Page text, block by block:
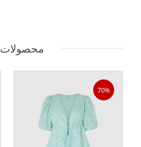
محصولات
70%